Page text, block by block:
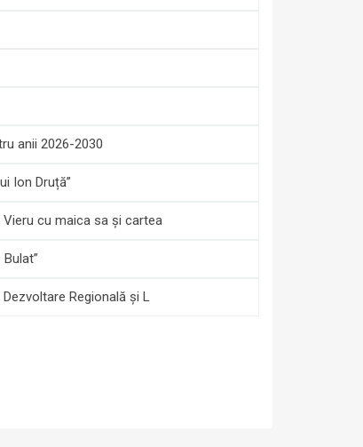
anii 2026-2030
Ion Druță”
Vieru cu maica sa și cartea
Regională și L